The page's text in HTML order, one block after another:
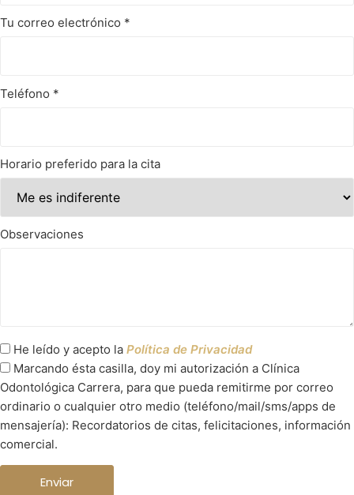
Tu correo electrónico *
Teléfono *
Horario preferido para la cita
Observaciones
He leído y acepto la Política de Privacidad
Marcando ésta casilla, doy mi autorización a Clínica
Odontológica Carrera, para que pueda remitirme por correo
ordinario o cualquier otro medio (teléfono/mail/sms/apps de
mensajería): Recordatorios de citas, felicitaciones, información
comercial.